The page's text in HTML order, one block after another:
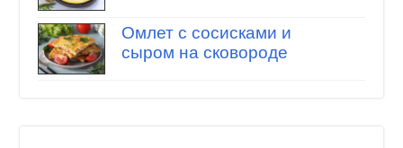
Омлет с сосисками и
сыром на сковороде